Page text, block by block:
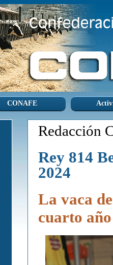
CONAFE
Redacción
Rey 814
2024
La vaca
cuarto